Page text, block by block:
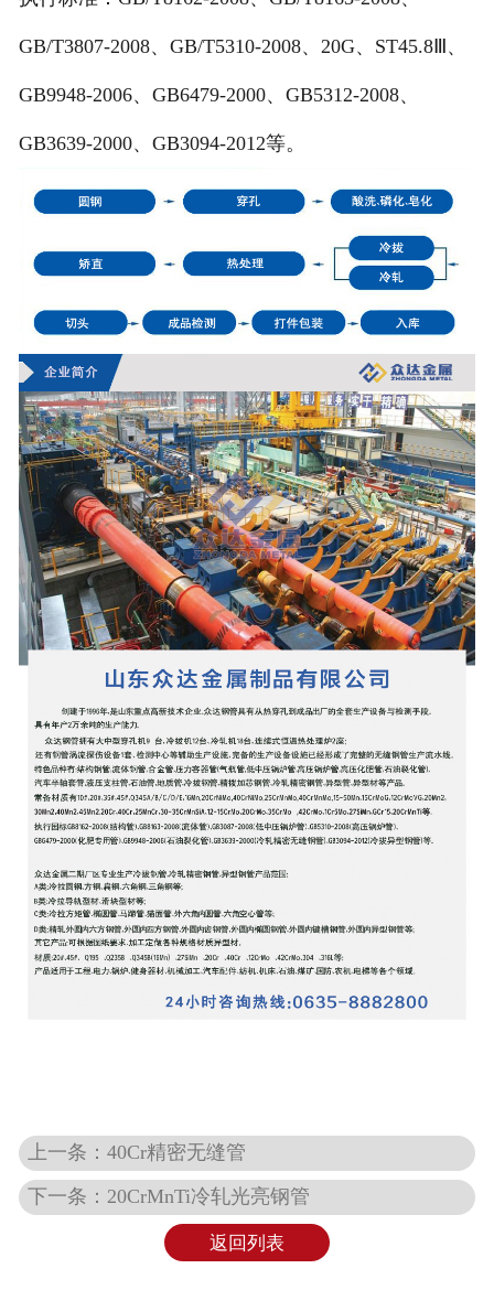
GB/T3807-2008、GB/T5310-2008、20G、ST45.8Ⅲ、
GB9948-2006、GB6479-2000、GB5312-2008、
GB3639-2000、GB3094-2012等。
上一条：40Cr精密无缝管
下一条：20CrMnTi冷轧光亮钢管
返回列表